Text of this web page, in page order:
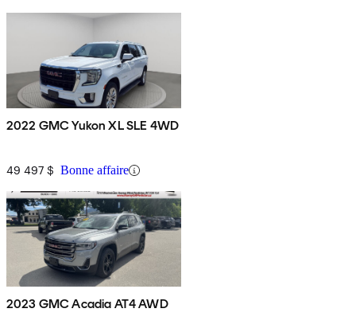
2022 GMC Yukon XL SLE 4WD
49 497 $ Bonne affaire
2023 GMC Acadia AT4 AWD